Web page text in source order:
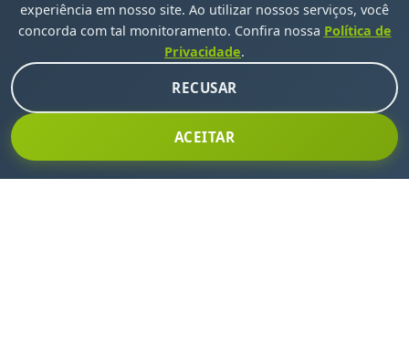
experiência em nosso site. Ao utilizar nossos serviços, você
concorda com tal monitoramento. Confira nossa Política de
Privacidade.
RECUSAR
ACEITAR